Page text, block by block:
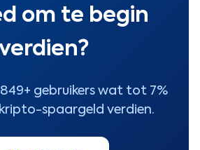
om te begin
849+ gebruikers wat tot 7%
kripto-spaargeld verdien.